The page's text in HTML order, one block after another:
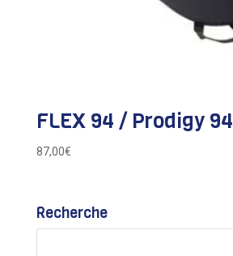
FLEX 94 / Prodigy 94
87,00€
Recherche